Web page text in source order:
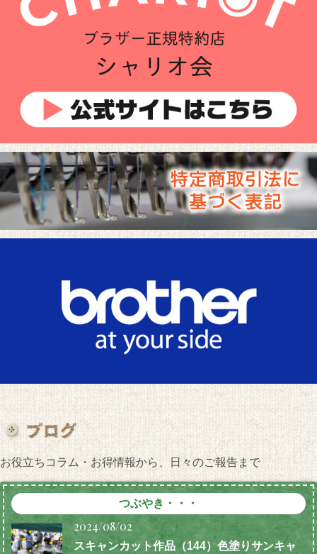
お役立ちコラム・お得情報から、日々のご報告まで
つぶやき・・・
2024/08/02
スキャンカット作品（144）色塗りサンキャ